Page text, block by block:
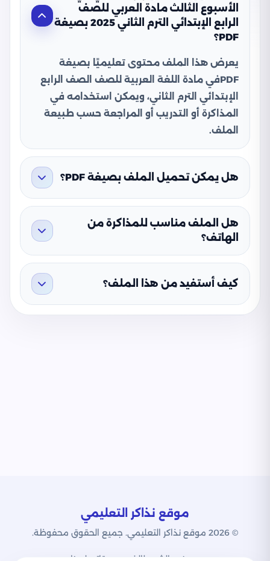
الأسبوع الثالث مادة العربي للصف
الرابع الإبتدائي الترم الثاني 2025 بصيغة
PDF؟
يعرض هذا الملف محتوى تعليميًا بصيغة
PDFفي مادة اللغة العربية للصف الصف الرابع
الإبتدائي الترم الثاني، ويمكن استخدامه في
المذاكرة أو التدريب أو المراجعة حسب طبيعة
الملف.
هل يمكن تحميل الملف بصيغة PDF؟
هل الملف مناسب للمذاكرة من
الهاتف؟
كيف أستفيد من هذا الملف؟
موقع نذاكر التعليمي
© 2026 موقع نذاكر التعليمي. جميع الحقوق محفوظة.